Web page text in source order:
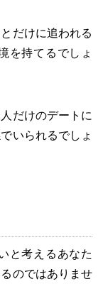
だけに追われる
を持てるでしょ
だけのデートに
いられるでしょ
と考えるあなた
のではありませ